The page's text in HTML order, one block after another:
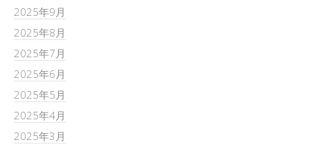
2025年9月
2025年8月
2025年7月
2025年6月
2025年5月
2025年4月
2025年3月